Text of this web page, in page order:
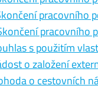
pracovního
pracovního
s použitím
o založení
o cestovních